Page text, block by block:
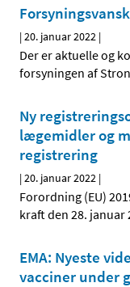
|20. januar 2022 |
Der er aktuelle og
forsyningen af
Ny
lægemidler og
registrering
|20. januar 2022 |
Forordning (EU)
kraft den 28. januar
EMA: Nyeste
vacciner under